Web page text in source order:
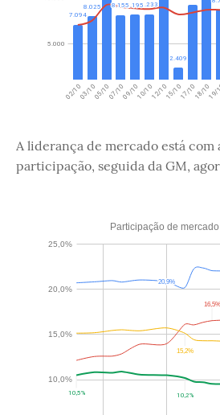
A liderança de mercado está com
participação, seguida da GM,